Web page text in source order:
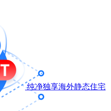
纯净独享海外静态住宅